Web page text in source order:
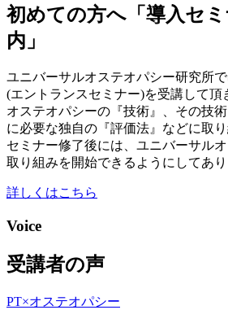
初めての方へ 「導入セ
内」
ユニバーサルオステオパシー研究所
(エントランスセミナー)を受講して頂
オステオパシーの『技術』、その技
に必要な独自の『評価法』などに取
セミナー修了後には、ユニバーサル
取り組みを開始できるようにしてあり
詳しくはこちら
Voice
受講者の声
PT×オステオパシー